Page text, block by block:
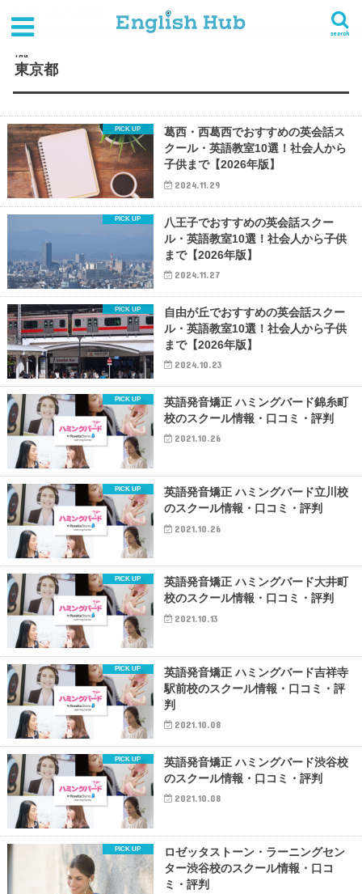
search
TAG
東京都
葛西・西葛西でおすすめの英会話ス
クール・英語教室10選！社会人から
子供まで【2026年版】
2024.11.29
八王子でおすすめの英会話スクー
ル・英語教室10選！社会人から子供
まで【2026年版】
2024.11.27
自由が丘でおすすめの英会話スクー
ル・英語教室10選！社会人から子供
まで【2026年版】
2024.10.23
英語発音矯正 ハミングバード錦糸町
校のスクール情報・口コミ・評判
2021.10.26
英語発音矯正 ハミングバード立川校
のスクール情報・口コミ・評判
2021.10.26
英語発音矯正 ハミングバード大井町
校のスクール情報・口コミ・評判
2021.10.13
英語発音矯正 ハミングバード吉祥寺
駅前校のスクール情報・口コミ・評
判
2021.10.08
英語発音矯正 ハミングバード渋谷校
のスクール情報・口コミ・評判
2021.10.08
ロゼッタストーン・ラーニングセン
ター渋谷校のスクール情報・口コ
ミ・評判